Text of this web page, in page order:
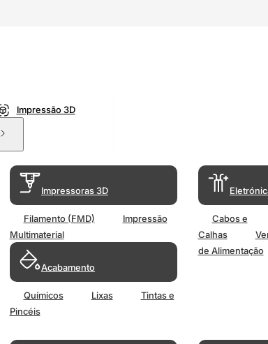
Impressão 3D
Impressoras 3D
Filamento (FMD)
Impressão
Multimaterial
Acabamento
Químicos Lixas
Tintas e
Pincéis
Cabos e
Calhas
de Alimentação